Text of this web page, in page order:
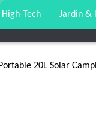
High-Tech Jardin &
20L Solar